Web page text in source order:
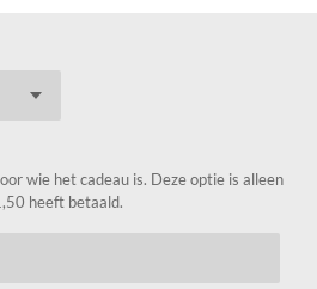
wie het cadeau is. Deze optie is alleen
heeft betaald.